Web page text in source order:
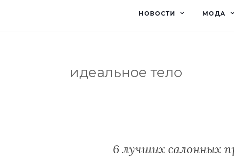
НОВОСТИ МОДА
идеальное тело
6 лучших салонных